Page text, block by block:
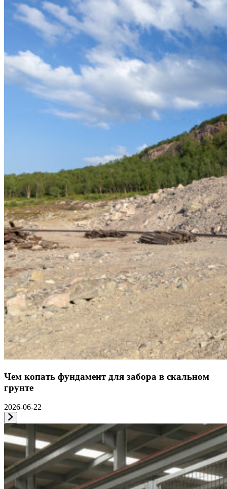
Чем копать фундамент для забора в скальном
грунте
2026-06-22